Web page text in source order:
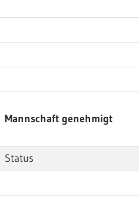
Mannschaft genehmigt
Status